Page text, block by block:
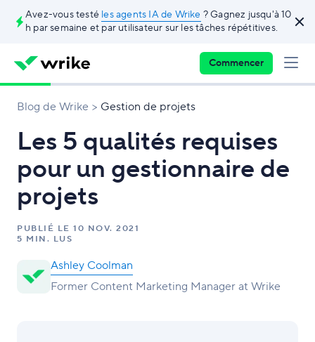
Avez-vous testé les agents IA de Wrike ? Gagnez jusqu'à 10
h par semaine et par utilisateur sur les tâches répétitives.
Commencer
Blog de Wrike Gestion de projets
Les 5 qualités requises
pour un gestionnaire de
projets
PUBLIÉ LE 10 NOV. 2021
5 MIN. LUS
Ashley Coolman
Former Content Marketing Manager at Wrike